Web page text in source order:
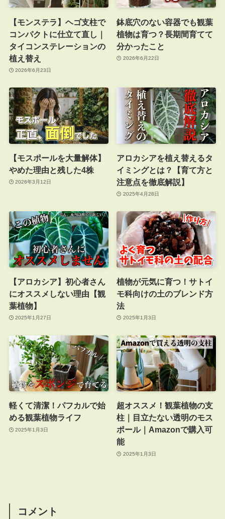
【モンステラ】ヘゴ支柱で
コンパクトに仕立て直し｜
タイコンステレーションの
植え替え
2026年6月23日
鉢底穴のない容器でも観葉
植物は育つ？長期間育てて
分かったこと
2026年6月22日
【モスポールを大量解体】
やめた理由と残した4株
2026年3月12日
アロカシアを植え替えるタ
イミングとは？【育て方と
注意点を徹底解説】
2025年4月28日
【アロカシア】初心者さん
にオススメしない理由【観
葉植物】
2025年1月27日
植物が元気に育つ！サトイ
モ科向けの土のブレンド方
法
2025年1月3日
軽くて清潔！パフカルで始
める観葉植物ライフ
2025年1月3日
超オススメ！観葉植物の支
柱｜目立たない透明のモス
ポール｜Amazonで購入可
能
2025年1月3日
コメント